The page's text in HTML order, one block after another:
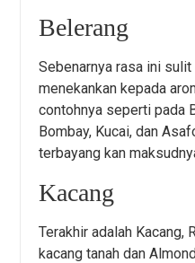
Belerang
Sebenarnya rasa ini
menekankan kepada
contohnya seperti pada
Bombay, Kucai, dan
terbayang kan
Kacang
Terakhir adalah Kacang,
kacang tanah dan